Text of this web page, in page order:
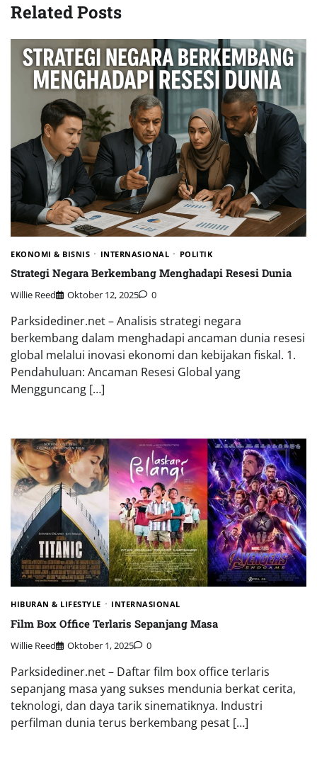
Related Posts
EKONOMI & BISNIS INTERNASIONAL POLITIK
Strategi Negara Berkembang Menghadapi Resesi Dunia
Willie Reed Oktober 12, 2025 0
Parksidediner.net – Analisis strategi negara
berkembang dalam menghadapi ancaman dunia resesi
global melalui inovasi ekonomi dan kebijakan fiskal. 1.
Pendahuluan: Ancaman Resesi Global yang
Mengguncang […]
HIBURAN & LIFESTYLE INTERNASIONAL
Film Box Office Terlaris Sepanjang Masa
Willie Reed Oktober 1, 2025 0
Parksidediner.net – Daftar film box office terlaris
sepanjang masa yang sukses mendunia berkat cerita,
teknologi, dan daya tarik sinematiknya. Industri
perfilman dunia terus berkembang pesat […]